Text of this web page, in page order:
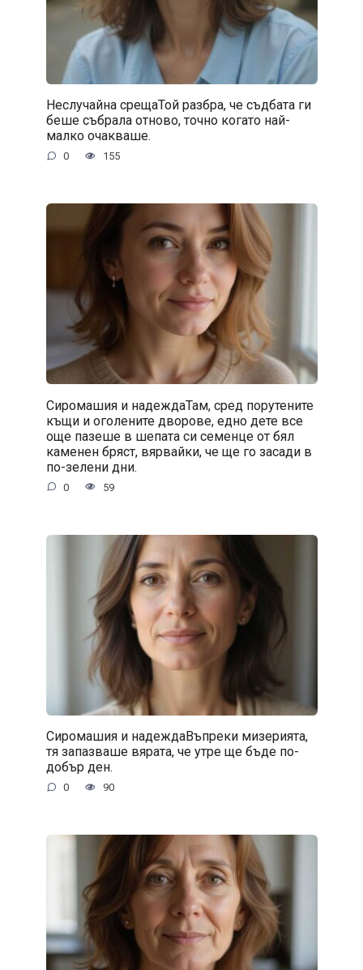
Неслучайна срещаТой разбра, че съдбата ги
беше събрала отново, точно когато най-
малко очакваше.
0 155
Сиромашия и надеждаТам, сред порутените
къщи и оголените дворове, едно дете все
още пазеше в шепата си семенце от бял
каменен бряст, вярвайки, че ще го засади в
по-зелени дни.
0 59
Сиромашия и надеждаВъпреки мизерията,
тя запазваше вярата, че утре ще бъде по-
добър ден.
0 90